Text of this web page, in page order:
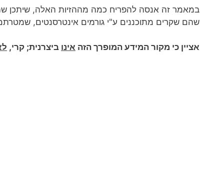
במאמר זה אנסה להפריח כמה מההזיות האלה, שיתכן
שהם שקרים מתוכננים ע"י גורמים אינטרסנטים,
אציין כי מקור המידע המופרך הזה אינו ביצרנית; קרי,